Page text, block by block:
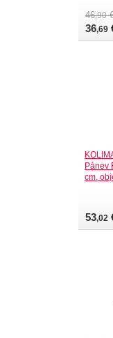
36,69
46,90
Pánev
cm,
53,02